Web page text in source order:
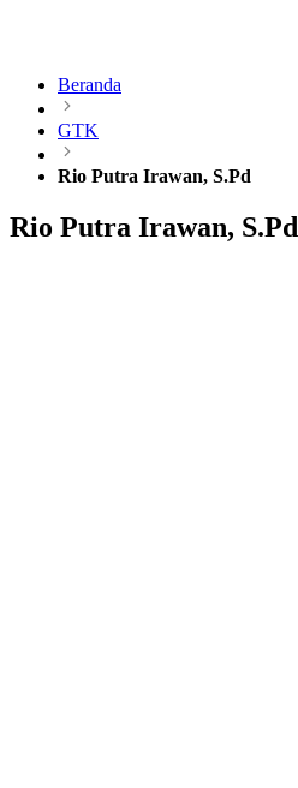
Beranda
GTK
Rio Putra Irawan, S.Pd
Rio Putra Irawan, S.Pd